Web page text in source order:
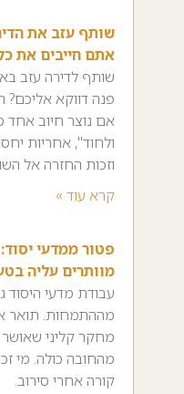
שותף עזב את
אתם חייבים את
שותף לדירה עזב
פנה דווקא
אם נוצר חיוב
ולחוד", אחריות
וזכות החזרה אל
קרא עוד »
פטור ממדעי
מוותרים עליה
עבודת מדעי היסוד
מההתמחות. תואר
מחקר קליני
מהחובה כולה. מי
קורה אחרי סירוב.